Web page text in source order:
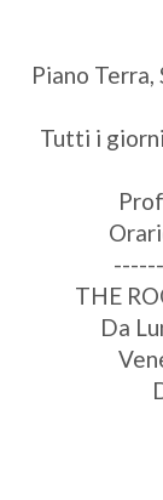
Piano
Tutti i
THE
Da